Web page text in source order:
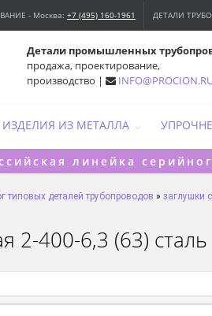
- Москва: +7 (495) 160-1961 ДЕТАЛИ
Детали промышленных
продажа, проектирование,
производство |
ИЗДЕЛИЯ ИЗ МЕТАЛЛА
линейка
типовых деталей трубопроводов » заглушки
2-400-6,3 (63)